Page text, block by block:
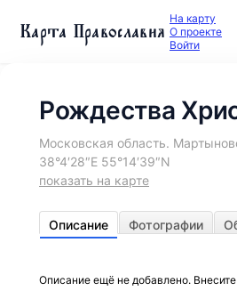
Карта Православия На карту
О проекте
Войти
Рождества
Московская область.
38°4′28″E 55°14′39″N
показать на карте
Описание Фотографии
Описание ещё не добавлено.